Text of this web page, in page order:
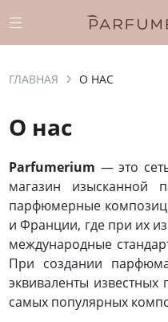
ГЛАВНАЯ О НАС
О нас
Parfumerium — это
магазин изысканной
парфюмерные
и Франции, где при их
международные
При создании
эквиваленты
самых популярных